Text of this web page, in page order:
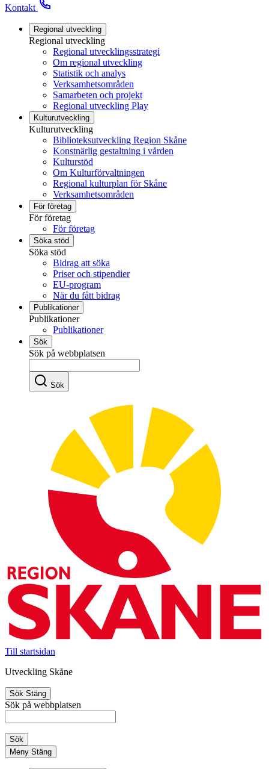
Kontakt
Regional utveckling
Regional utveckling
Regional utvecklingsstrategi
Om regional utveckling
Statistik och analys
Verksamhetsområden
Samarbeten och projekt
Regional utveckling Play
Kulturutveckling
Kulturutveckling
Biblioteksutveckling Region Skåne
Konstnärlig gestaltning i vården
Kulturstöd
Om Kulturförvaltningen
Regional kulturplan för Skåne
Verksamhetsområden
För företag
För företag
För företag
Söka stöd
Söka stöd
Bidrag att söka
Priser och stipendier
EU-program
När du fått bidrag
Publikationer
Publikationer
Publikationer
Sök
Sök på webbplatsen
Sök
Till startsidan
Utveckling Skåne
Sök Stäng
Sök på webbplatsen
Sök
Meny Stäng